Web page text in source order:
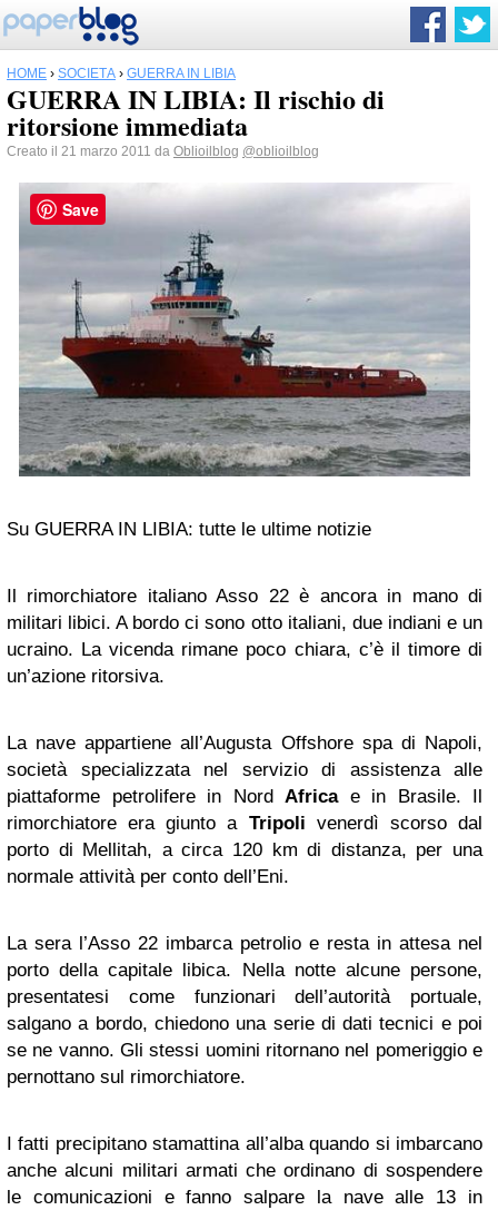
HOME › SOCIETÀ › GUERRA IN LIBIA
GUERRA IN LIBIA: Il rischio di
ritorsione immediata
Creato il 21 marzo 2011 da Oblioilblog @oblioilblog
Su GUERRA IN LIBIA: tutte le ultime notizie
Il rimorchiatore italiano Asso 22 è ancora in mano di
militari libici. A bordo ci sono otto italiani, due indiani e un
ucraino. La vicenda rimane poco chiara, c’è il timore di
un’azione ritorsiva.
La nave appartiene all’Augusta Offshore spa di Napoli,
società specializzata nel servizio di assistenza alle
piattaforme petrolifere in Nord Africae in Brasile. Il
rimorchiatore era giunto a Tripoli venerdì scorso dal
porto di Mellitah, a circa 120 km di distanza, per una
normale attività per conto dell’Eni.
La sera l’Asso 22 imbarca petrolio e resta in attesa nel
porto della capitale libica. Nella notte alcune persone,
presentatesi come funzionari dell’autorità portuale,
salgano a bordo, chiedono una serie di dati tecnici e poi
se ne vanno. Gli stessi uomini ritornano nel pomeriggio e
pernottano sul rimorchiatore.
I fatti precipitano stamattina all’alba quando si imbarcano
anche alcuni militari armati che ordinano di sospendere
le comunicazioni e fanno salpare la nave alle 13 in
Save